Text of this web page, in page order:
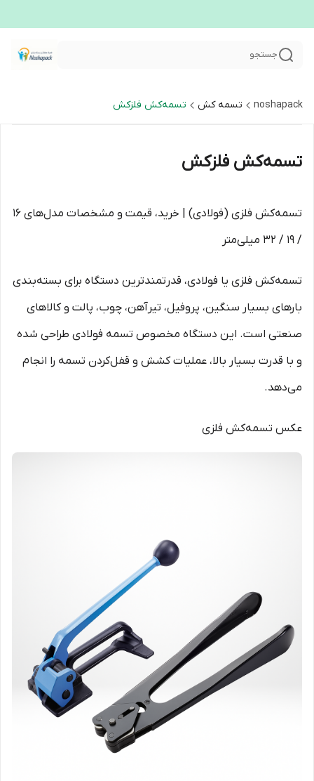
جستجو
noshapack تسمه کش تسمه‌کش فلزکش
تسمه‌کش فلزکش
تسمه‌کش فلزی (فولادی) | خرید، قیمت و مشخصات مدل‌های 16
/ 19 / 32 میلی‌متر
تسمه‌کش فلزی یا فولادی، قدرتمندترین دستگاه برای بسته‌بندی
بارهای بسیار سنگین، پروفیل، تیرآهن، چوب، پالت و کالاهای
صنعتی است. این دستگاه مخصوص تسمه فولادی طراحی شده
و با قدرت بسیار بالا، عملیات کشش و قفل‌کردن تسمه را انجام
می‌دهد.
عکس تسمه‌کش فلزی